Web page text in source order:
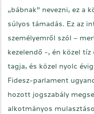
„bábnak” nevezni, ez a
súlyos támadás. Ez az
személyemről szól –
kezelendő -, én közel
tagja, és közel nyolc
Fidesz-parlament
hozott jogszabály
alkotmányos